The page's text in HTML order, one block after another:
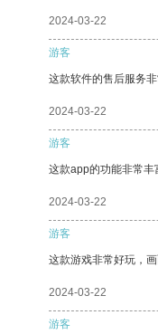
2024-03-22
游客
这款软件的售后服务
2024-03-22
游客
这款app的功能非常丰
2024-03-22
游客
这款游戏非常好玩，画
2024-03-22
游客